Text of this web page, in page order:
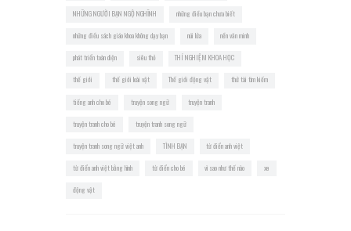
NHỮNG NGƯỜI BẠN NGỘ NGHĨNH những điều bạn chưa biết
những điều sách giáo khoa không dạy bạn núi lửa nền văn minh
phát triển toàn diện siêu thỏ THÍ NGHIỆM KHOA HỌC
thế giới thế giới loài vật Thế giới động vật thử tài tìm kiếm
tiếng anh cho bé truyện song ngữ truyện tranh
truyện tranh cho bé truyện tranh song ngữ
truyện tranh song ngữ việt anh TÌNH BẠN từ điển anh việt
từ điển anh việt bằng hình từ điển cho bé vì sao như thế nào xe
động vật